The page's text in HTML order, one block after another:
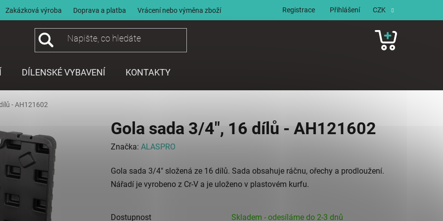
Zakázková výroba Doprava a platba Vrácení nebo výměna zboží CZK
Přihlášení
Registrace
NÁKUPNÍ
DÍLENSKÉ VYBAVENÍ KONTAKTY
- AH121602
Gola sada 3/4", 16 dílů - AH121602
Značka: ALASPRO
Gola sada 3/4" složená ze 16 dílů. Sada obsahuje ráčnu, ořechy a prodloužení.
Nářadí je vyrobeno z Cr-V a je uloženo v plastovém kurfu.
Dostupnost
Skladem - odesíláme do 2-3 dnů